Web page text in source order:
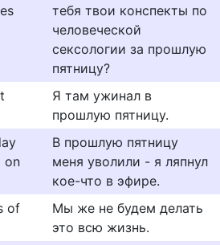
тебя твои конспекты по
человеческой
сексологии за прошлую
пятницу?
Я там ужинал в
прошлую пятницу.
on
В прошлую пятницу
меня уволили - я ляпнул
кое-что в эфире.
of
Мы же не будем делать
это всю жизнь.